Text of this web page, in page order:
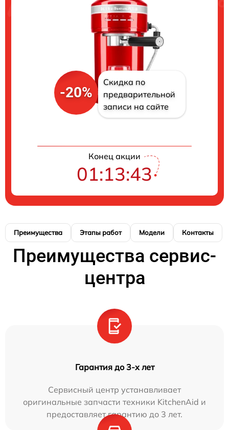
-20%
Скидка по
предварительной
записи на сайте
Конец акции
01:13:42
Преимущества Этапы работ Модели Контакты
Преимущества сервис-
центра
Гарантия до 3-х лет
Сервисный центр устанавливает
оригинальные запчасти техники KitchenAid и
предоставляет гарантию до 3 лет.